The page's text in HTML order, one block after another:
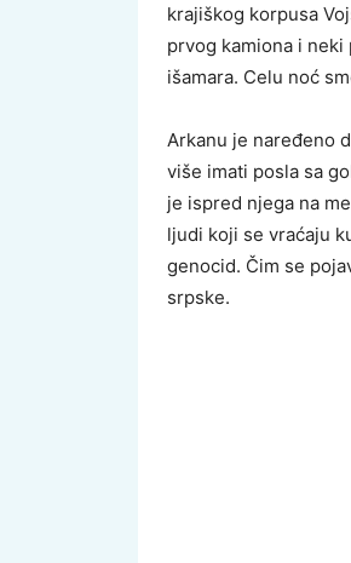
krajiškog korpusa
prvog kamiona i
išamara. Celu noć
Arkanu je naređeno
više imati posla sa
je ispred njega na
ljudi koji se vraćaju
genocid. Čim se
srpske.